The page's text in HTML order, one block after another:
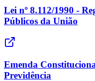
Lei nº 8.112/1990 -
Públicos da União
Emenda
Previdência